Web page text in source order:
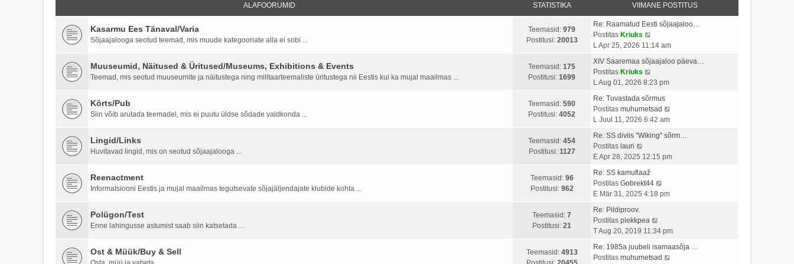
ALAFOORUMID STATISTIKA VIIMANE POSTITUS
Kasarmu Ees Tänaval/Varia
Sõjaajalooga seotud teemad, mis muude kategooriate alla ei sobi ...
Teemasid: 979
Postitusi: 20013
Re: Raamatud Eesti sõjaajaloo…
Postitas Kriuks
a
t
v
i
i
m
s
p
s
t
u
s
t
L Apr 25, 2026 11:14 am
Muuseumid, Näitused & Üritused/Museums, Exhibitions & Events
Teemad, mis seotud muuseumite ja näitustega ning militaarteemaliste üritustega nii Eestis kui ka mujal maailmas ...
Teemasid: 175
Postitusi: 1699
XIV Saaremaa sõjaajaloo päeva…
Postitas Kriuks
a
t
a
v
i
m
t
p
s
t
t
u
L Aug 01, 2026 8:23 pm
Kõrts/Pub
Siin võib arutada teemadel, mis ei puutu üldse sõdade valdkonda ...
Teemasid: 590
Postitusi: 4052
Re: Tuvastada sõrmus
Postitas muhumetsad
t
v
p
o
L Juul 11, 2026 6:42 am
Lingid/Links
Huvitavad lingid, mis on seotud sõjaajalooga ...
Teemasid: 454
Postitusi: 1127
Re: SS diviis ''Wiking'' sõrm…
Postitas lauri
a
t
a
v
i
m
s
t
E Apr 28, 2025 12:15 pm
Reenactment
Informatsiooni Eestis ja mujal maailmas tegutsevate sõjajäljendajate klubide kohta ...
Teemasid: 96
Postitusi: 962
Re: SS kamuflaaž
Postitas Gobrekt44
a
v
i
E Mär 31, 2025 4:18 pm
Polügon/Test
Enne lahingusse astumist saab siin katsetada ...
Teemasid: 7
Postitusi: 21
Re: Pildiproov.
Postitas plekkpea
a
t
a
T Aug 20, 2019 11:34 pm
Ost & Müük/Buy & Sell Teemasid: 4913
Re: 1985a juubeli isamaasõja …
Postitas muhumetsad